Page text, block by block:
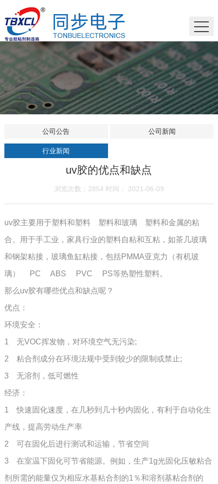
公司公告 公司新闻
行业新闻
uv胶的优点和缺点
浏览次数：2854 时间： 2021-06-09
uv胶主要用于塑料和塑料 塑料和玻璃 塑料和金属的粘
合。用于手工业，家具行业的塑料自粘和互粘，如茶几玻璃
和钢架粘接，玻璃鱼缸粘接，包括PMMA亚克力（有机玻
璃） PC ABS PVC PS等热塑性塑料。
那么uv胶有哪些优点和缺点呢？
优点：
环境安全：
1 无VOC挥发物，对环境空气无污染;
2 粘合剂成分在环境法规中受到较少的限制或禁止;
3 无溶剂，低可燃性
经济：
1 快速固化速度，在几秒到几十秒内固化，有利于自动化生
产线，提高劳动生产率
2 可在固化后进行测试和运输，节省空间
3 在室温下固化可节省能源。例如，生产1g光固化压敏粘合
剂所需的能量仅为相应水基粘合剂的1％和溶剂基粘合剂的